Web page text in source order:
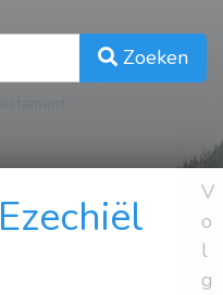
Zoeken
Ezechiël
V
o
l
g